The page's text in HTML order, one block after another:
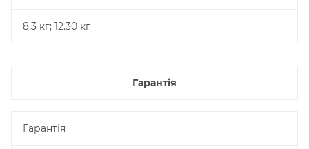
8.3 кг; 12.30 кг
Гарантія
Гарантія